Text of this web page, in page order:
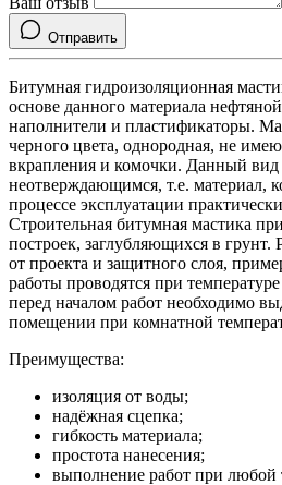
Отправить
Битумная гидроизоляционная
основе данного материала
наполнители и пластификаторы.
черного цвета, однородная, не
вкрапления и комочки. Данный вид
неотверждающимся, т.е. материал,
процессе эксплуатации
Строительная битумная мастика
построек, заглубляющихся в грунт.
от проекта и защитного слоя,
работы проводятся при
перед началом работ необходимо
помещении при комнатной
Преимущества:
изоляция от воды;
надёжная сцепка;
гибкость материала;
простота нанесения;
выполнение работ при любой